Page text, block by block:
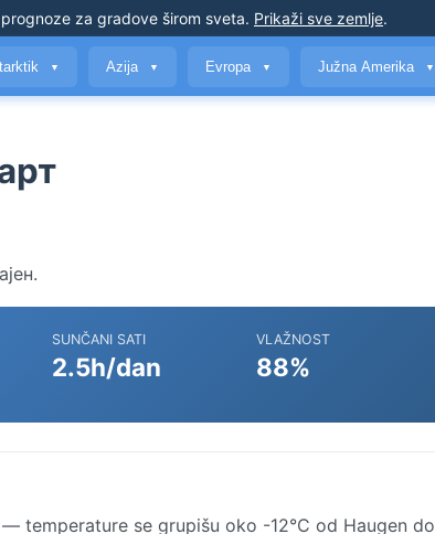
za gradove širom sveta. Prikaži sve zemlje.
▼ Azija ▼ Evropa ▼ Južna Amerika ▼
SUNČANI SATI
2.5h/dan
VLAŽNOST
88%
temperature se grupišu oko -12°C od Haugen do